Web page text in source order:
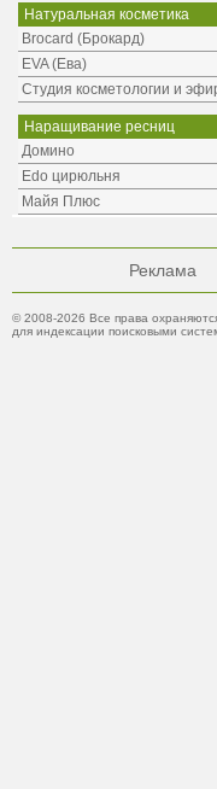
Натуральная косметика
Brocard (Брокард)
EVA (Ева)
Студия косметологии и
Наращивание ресниц
Домино
Edo цирюльня
Майя Плюс
Реклама
© 2008-2026 Все права
для индексации поисковыми